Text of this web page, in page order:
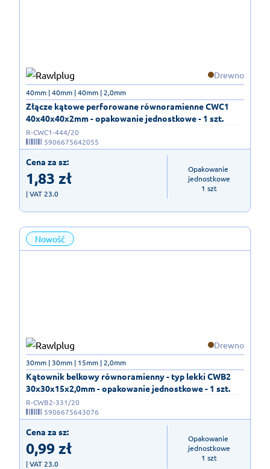
Drewno
Złącze kątowe perforowane równoramienne CWC1
40x40x40x2mm - opakowanie jednostkowe - 1 szt.
40mm | 40mm | 40mm | 2,0mm
R-CWC1-444/20
5906675642055
Cena za sz:
1,83 zł
| VAT 23.0
Opakowanie
jednostkowe
1 szt
Nowość
Drewno
Kątownik belkowy równoramienny - typ lekki CWB2
30x30x15x2,0mm - opakowanie jednostkowe - 1 szt.
30mm | 30mm | 15mm | 2,0mm
R-CWB2-331/20
5906675643076
Cena za sz:
0,99zł
| VAT 23.0
Opakowanie
jednostkowe
1 szt